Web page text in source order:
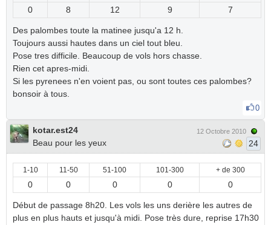
0 8 12 9 7
Des palombes toute la matinee jusqu'a 12 h.
Toujours aussi hautes dans un ciel tout bleu.
Pose tres difficile. Beaucoup de vols hors chasse.
Rien cet apres-midi.
Si les pyrenees n'en voient pas, ou sont toutes ces palombes?
bonsoir à tous.
0
kotar.est24
Beau pour les yeux
12 Octobre 2010
24
1-10 11-50 51-100 101-300 + de 300
0 0 0 0 0
Début de passage 8h20. Les vols les uns derière les autres de
plus en plus hauts et jusqu'à midi. Pose très dure, reprise 17h30